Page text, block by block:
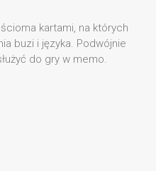
kartami, na których
buzi i języka. Podwójnie
do gry w memo.